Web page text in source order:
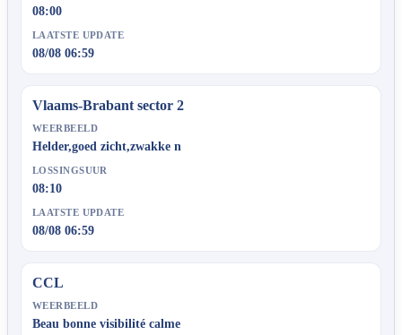
08:00
LAATSTE UPDATE
08/08 06:59
Vlaams-Brabant sector 2
WEERBEELD
Helder,goed zicht,zwakke n
LOSSINGSUUR
08:10
LAATSTE UPDATE
08/08 06:59
CCL
WEERBEELD
Beau bonne visibilité calme